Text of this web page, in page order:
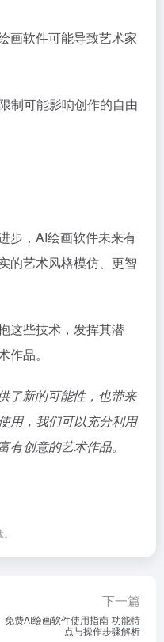
画软件可能导致艺术家
制可能影响创作的自由
步，AI绘画软件未来有
的艺术风格模仿、更智
这些技术，发挥其潜
品。
了新的可能性，也带来
用，我们可以充分利用
有创意的艺术作品。
下一篇
免费AI绘画软件使用指南-功能特
点与操作步骤解析